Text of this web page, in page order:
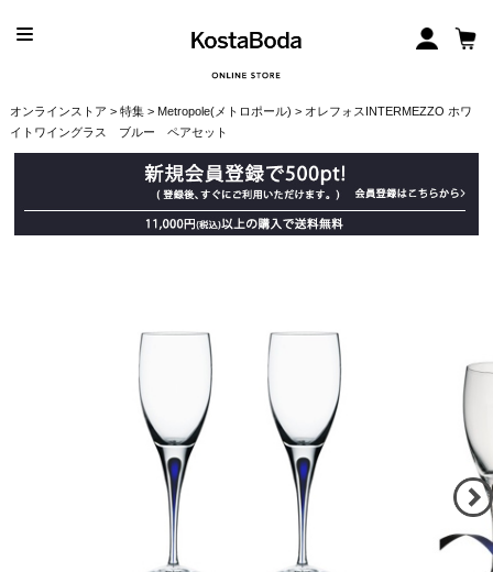
オンラインストア > 特集> Metropole(メトロポール) > オレフォスINTERMEZZO ホワ
イトワイングラス ブルー ペアセット